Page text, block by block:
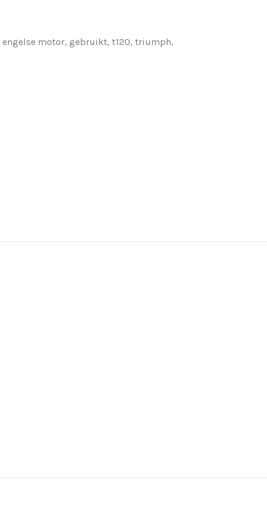
engelse motor, gebruikt, t120, triumph,